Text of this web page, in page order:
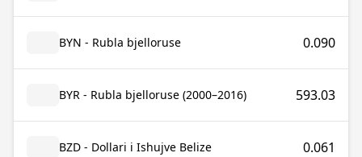
BYN - Rubla bjelloruse 0.090
BYR - Rubla bjelloruse (2000–2016) 593.03
BZD - Dollari i Ishujve Belize 0.061